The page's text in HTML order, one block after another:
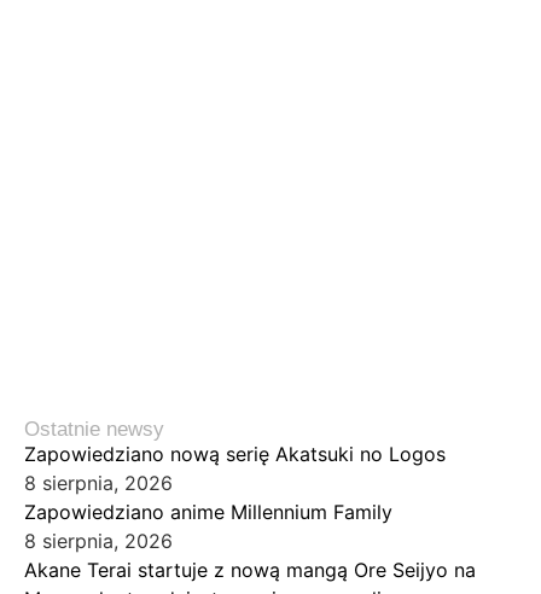
Ostatnie newsy
Zapowiedziano nową serię Akatsuki no Logos
8 sierpnia, 2026
Zapowiedziano anime Millennium Family
8 sierpnia, 2026
Akane Terai startuje z nową mangą Ore Seijyo na